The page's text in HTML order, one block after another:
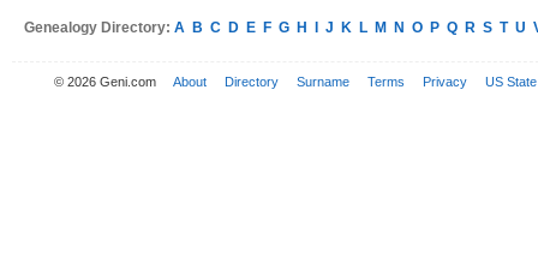
Genealogy Directory: A B C D E F G H J K L M N O P Q R S T U
© 2026 Geni.com About Directory Surname Terms Privacy US